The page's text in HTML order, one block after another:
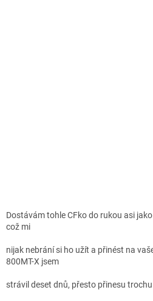
Dostávám tohle CFko do rukou asi
což mi
nijak nebrání si ho užít a přinést na
800MT-X jsem
strávil deset dnů, přesto přinesu